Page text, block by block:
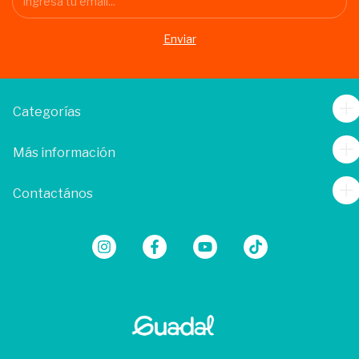
Categorías
Más información
Contactános